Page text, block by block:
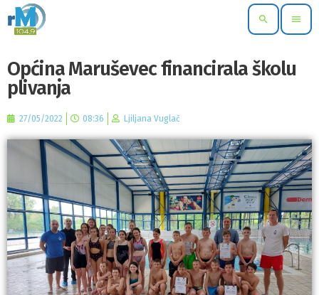
search menu
Općina Maruševec financirala školu
plivanja
27/05/2022 08:36 Ljiljana Vuglač